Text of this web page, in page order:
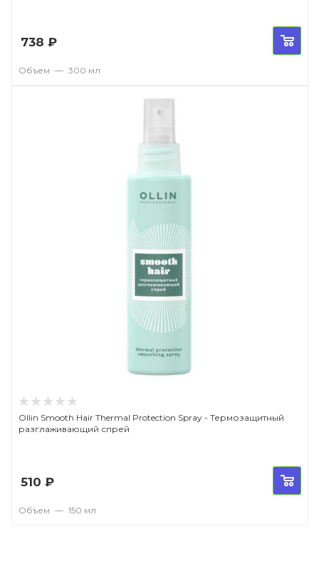
738 ₽
Объем — 300 мл
Ollin Smooth Hair Thermal Protection Spray - Термозащитный
разглаживающий спрей
510 ₽
Объем — 150 мл